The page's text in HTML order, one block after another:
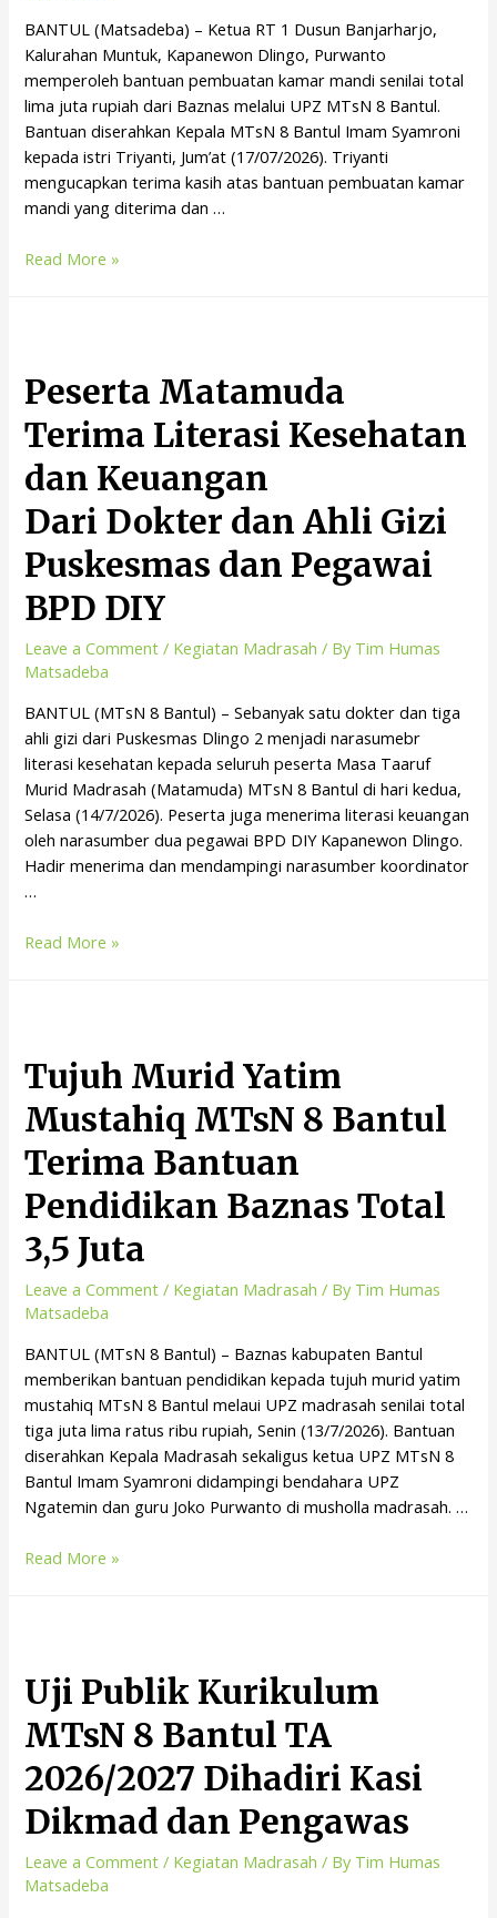
BANTUL (Matsadeba) – Ketua RT 1 Dusun Banjarharjo,
Kalurahan Muntuk, Kapanewon Dlingo, Purwanto
memperoleh bantuan pembuatan kamar mandi senilai total
lima juta rupiah dari Baznas melalui UPZ MTsN 8 Bantul.
Bantuan diserahkan Kepala MTsN 8 Bantul Imam Syamroni
kepada istri Triyanti, Jum’at (17/07/2026). Triyanti
mengucapkan terima kasih atas bantuan pembuatan kamar
mandi yang diterima dan …
Read More »
Peserta Matamuda
Terima Literasi Kesehatan
dan Keuangan
Dari Dokter dan Ahli Gizi
Puskesmas dan Pegawai
BPD DIY
Leave a Comment / Kegiatan Madrasah / By Tim Humas
Matsadeba
BANTUL (MTsN 8 Bantul) – Sebanyak satu dokter dan tiga
ahli gizi dari Puskesmas Dlingo 2 menjadi narasumebr
literasi kesehatan kepada seluruh peserta Masa Taaruf
Murid Madrasah (Matamuda) MTsN 8 Bantul di hari kedua,
Selasa (14/7/2026). Peserta juga menerima literasi keuangan
oleh narasumber dua pegawai BPD DIY Kapanewon Dlingo.
Hadir menerima dan mendampingi narasumber koordinator
…
Read More »
Tujuh Murid Yatim
Mustahiq MTsN 8 Bantul
Terima Bantuan
Pendidikan Baznas Total
3,5 Juta
Leave a Comment / Kegiatan Madrasah / By Tim Humas
Matsadeba
BANTUL (MTsN 8 Bantul) – Baznas kabupaten Bantul
memberikan bantuan pendidikan kepada tujuh murid yatim
mustahiq MTsN 8 Bantul melaui UPZ madrasah senilai total
tiga juta lima ratus ribu rupiah, Senin (13/7/2026). Bantuan
diserahkan Kepala Madrasah sekaligus ketua UPZ MTsN 8
Bantul Imam Syamroni didampingi bendahara UPZ
Ngatemin dan guru Joko Purwanto di musholla madrasah. …
Read More »
Uji Publik Kurikulum
MTsN 8 Bantul TA
2026/2027 Dihadiri Kasi
Dikmad dan Pengawas
Leave a Comment / Kegiatan Madrasah / By Tim Humas
Matsadeba